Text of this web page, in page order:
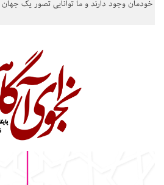
خودمان وجود دارند و ما توانایی تصور یک جهان